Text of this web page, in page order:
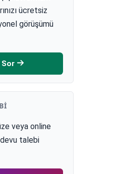
ücretsiz
görüşümü
Sor
veya online
talebi